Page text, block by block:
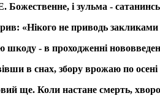
Божественне, і зульма -
«Нікого не приводь
шкоду - в проходженні
в снах, збору врожаю по осені
ще. Коли настане смерть,